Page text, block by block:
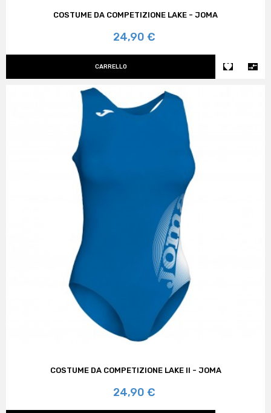
COSTUME DA COMPETIZIONE LAKE - JOMA
Prezzo
24,90 €
CARRELLO  
COSTUME DA COMPETIZIONE LAKE II - JOMA
Prezzo
24,90 €